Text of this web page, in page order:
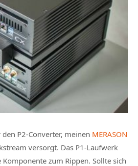
P2-Converter, meinen MERASON
versorgt. Das P1-Laufwerk
zum Rippen. Sollte sich